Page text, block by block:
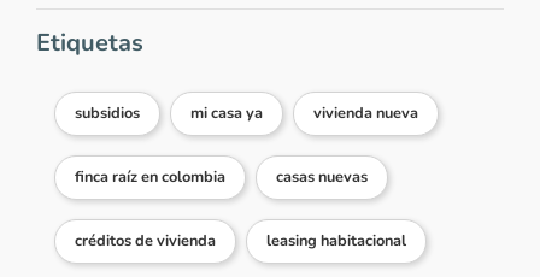
Etiquetas
subsidios mi casa ya vivienda nueva
finca raíz en colombia casas nuevas
créditos de vivienda leasing habitacional